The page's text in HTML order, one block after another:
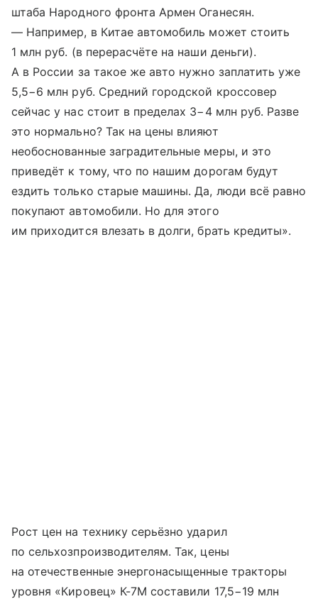
штаба Народного фронта Армен Оганесян.
— Например, в Китае автомобиль может стоить
1 млн руб. (в перерасчёте на наши деньги).
А в России за такое же авто нужно заплатить уже
5,5−6 млн руб. Средний городской кроссовер
сейчас у нас стоит в пределах 3−4 млн руб. Разве
это нормально? Так на цены влияют
необоснованные заградительные меры, и это
приведёт к тому, что по нашим дорогам будут
ездить только старые машины. Да, люди всё равно
покупают автомобили. Но для этого
им приходится влезать в долги, брать кредиты».
Рост цен на технику серьёзно ударил
по сельхозпроизводителям. Так, цены
на отечественные энергонасыщенные тракторы
уровня «Кировец» К-7М составили 17,5−19 млн